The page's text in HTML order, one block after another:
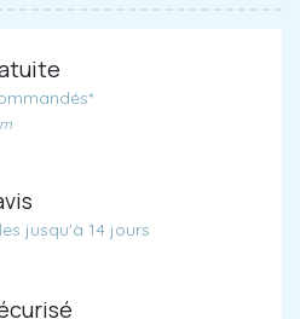
jusqu'à 14 jours